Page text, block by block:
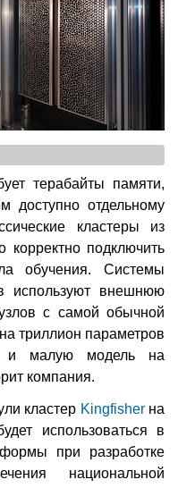
терабайты памяти,
доступно отдельному
кластеры из
корректно подключить
обучения. Системы
используют внешнюю
с самой обычной
триллион параметров
и малую модель на
компания.
кластер Kingfisherна
использоваться в
при разработке
национальной